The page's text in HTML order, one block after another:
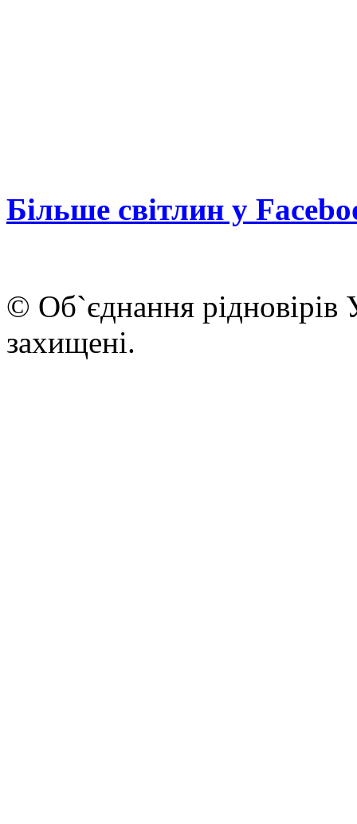
Більше світлин у
© Об`єднання рідновірів
захищені.